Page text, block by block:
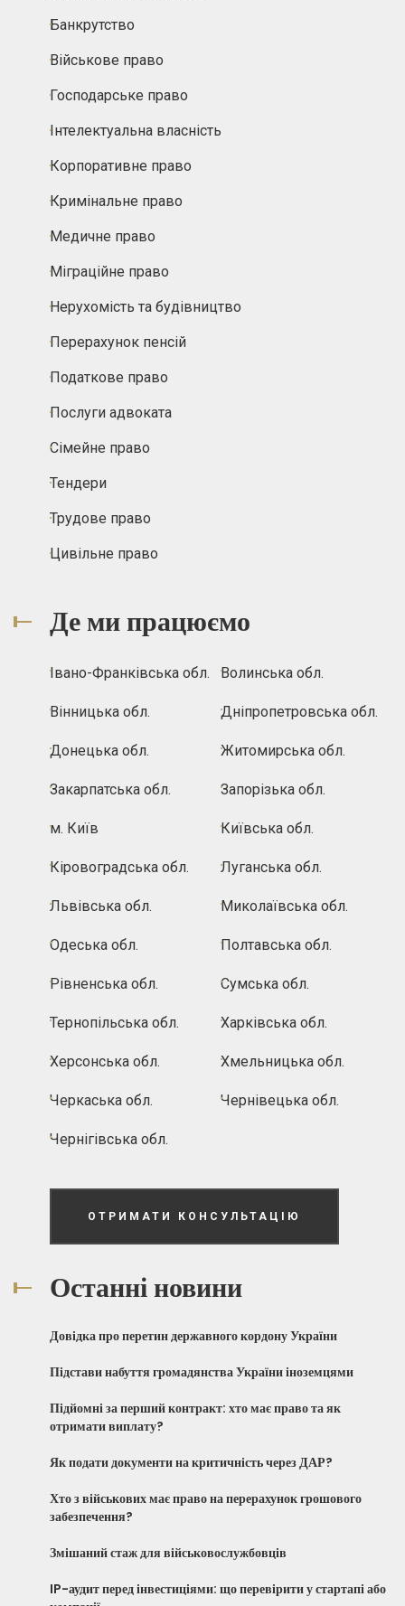
Банкрутство
Військове право
Господарське право
Інтелектуальна власність
Корпоративне право
Кримінальне право
Медичне право
Міграційне право
Нерухомість та будівництво
Перерахунок пенсій
Податкове право
Послуги адвоката
Сімейне право
Тендери
Трудове право
Цивільне право
Де ми працюємо
Івано-Франківська обл. Волинська обл.
Вінницька обл. Дніпропетровська обл.
Донецька обл. Житомирська обл.
Закарпатська обл. Запорізька обл.
м. Київ Київська обл.
Кіровоградська обл. Луганська обл.
Львівська обл. Миколаївська обл.
Одеська обл. Полтавська обл.
Рівненська обл. Сумська обл.
Тернопільська обл. Харківська обл.
Херсонська обл. Хмельницька обл.
Черкаська обл. Чернівецька обл.
Чернігівська обл.
ОТРИМАТИ КОНСУЛЬТАЦІЮ
Останні новини
Довідка про перетин державного кордону України
Підстави набуття громадянства України іноземцями
Підйомні за перший контракт: хто має право та як
отримати виплату?
Як подати документи на критичність через ДАР?
Хто з військових має право на перерахунок грошового
забезпечення?
Змішаний стаж для військовослужбовців
IP-аудит перед інвестиціями: що перевірити у стартапі або